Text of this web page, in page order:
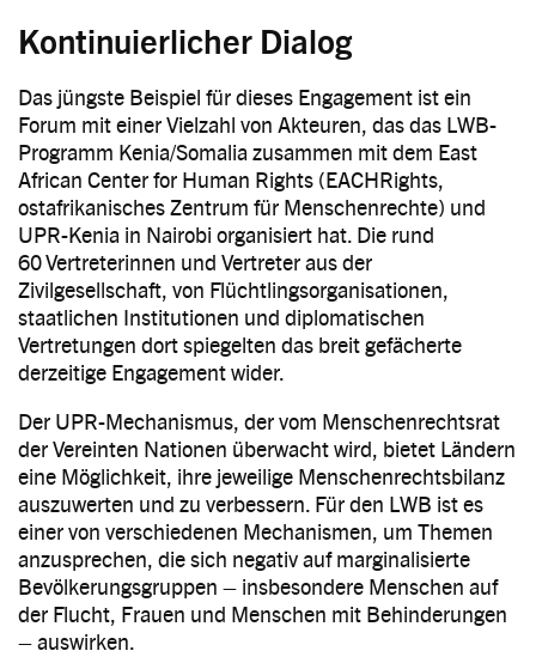
Kontinuierlicher Dialog
Das jüngste Beispiel für dieses Engagement ist ein
Forum mit einer Vielzahl von Akteuren, das das LWB-
Programm Kenia/Somalia zusammen mit dem East
African Center for Human Rights (EACHRights,
ostafrikanisches Zentrum für Menschenrechte) und
UPR-Kenia in Nairobi organisiert hat. Die rund
60 Vertreterinnen und Vertreter aus der
Zivilgesellschaft, von Flüchtlingsorganisationen,
staatlichen Institutionen und diplomatischen
Vertretungen dort spiegelten das breit gefächerte
derzeitige Engagement wider.
Der UPR-Mechanismus, der vom Menschenrechtsrat
der Vereinten Nationen überwacht wird, bietet Ländern
eine Möglichkeit, ihre jeweilige Menschenrechtsbilanz
auszuwerten und zu verbessern. Für den LWB ist es
einer von verschiedenen Mechanismen, um Themen
anzusprechen, die sich negativ auf marginalisierte
Bevölkerungsgruppen – insbesondere Menschen auf
der Flucht, Frauen und Menschen mit Behinderungen
– auswirken.